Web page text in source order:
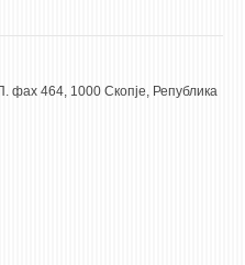
фах 464, 1000 Скопје, Република